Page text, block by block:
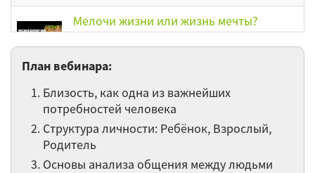
Мелочи жизни или жизнь мечты?
Учимся понимать себя, находить
Хочу жить по своим правилам
Между прошлым и будущим. Как жить
радостно здесь и сейчас
План вебинара:
Близость, как одна из важнейших
потребностей человека
Структура личности: Ребёнок, Взрослый,
Родитель
Основы анализа общения между людьми